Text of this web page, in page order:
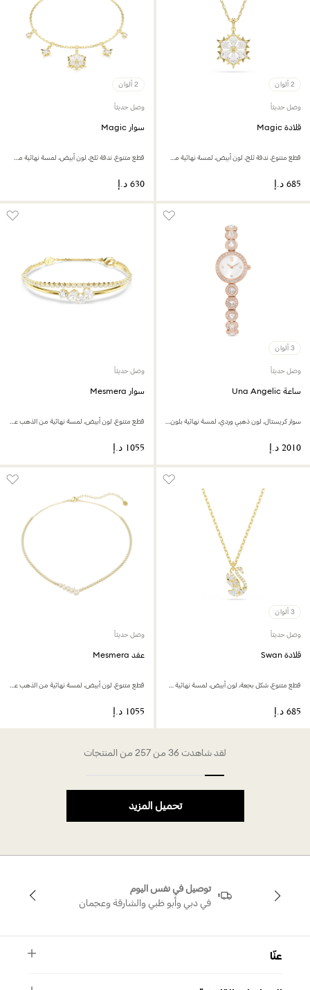
2 ألوان
وصل حديثاً
قلادة Magic
قطع متنوع، ندفة ثلج، لون أبيض، لمسة نهائية من الذهب عيار 18 قيراط
2 ألوان
وصل حديثاً
سوار Magic
قطع متنوع، ندفة ثلج، لون أبيض، لمسة نهائية من الذهب عيار 18 قيراط
3 ألوان
وصل حديثاً
ساعة Una Angelic
سوار كريستال، لون ذهبي وردي، لمسة نهائية بلون ذهبي وردي
وصل حديثاً
سوار Mesmera
قطع متنوع، لون أبيض، لمسة نهائية من الذهب عيار 18 قيراط
3 ألوان
وصل حديثاً
قلادة Swan
قطع متنوع، شكل بجعة، لون أبيض، لمسة نهائية من الذهب عيار 18 قيراط
وصل حديثاً
عقد Mesmera
قطع متنوع، لون أبيض، لمسة نهائية من الذهب عيار 18 قيراط
لقد شاهدت 36 من 257 من المنتجات
تحميل المزيد
توصيل في نفس اليوم
في دبي وأبو ظبي والشارقة وعجمان
عنّا